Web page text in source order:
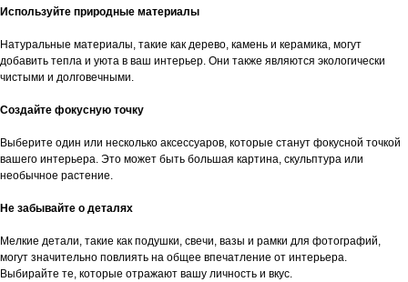
Используйте природные материалы
Натуральные материалы, такие как дерево, камень и керамика, могут
добавить тепла и уюта в ваш интерьер. Они также являются экологически
чистыми и долговечными.
Создайте фокусную точку
Выберите один или несколько аксессуаров, которые станут фокусной точкой
вашего интерьера. Это может быть большая картина, скульптура или
необычное растение.
Не забывайте о деталях
Мелкие детали, такие как подушки, свечи, вазы и рамки для фотографий,
могут значительно повлиять на общее впечатление от интерьера.
Выбирайте те, которые отражают вашу личность и вкус.